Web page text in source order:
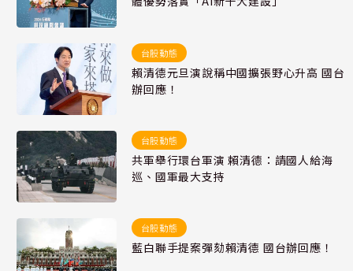
台股動態
賴清德元旦演說稱中國擴張野心升高 國台
辦回應！
台股動態
共軍舉行環台軍演 賴清德：請國人給海
巡、國軍最大支持
台股動態
藍白聯手提案彈劾賴清德 國台辦回應！